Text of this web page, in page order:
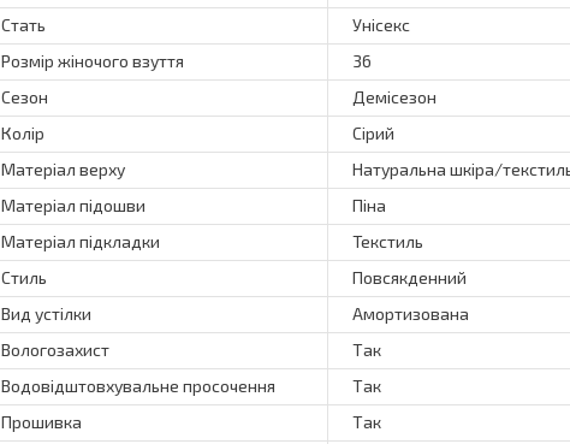
Стать
Унісекс
Розмір жіночого взуття
36
Сезон
Демісезон
Колір
Сірий
Матеріал верху
Натуральна шкіра/
Матеріал підошви
Піна
Матеріал підкладки
Текстиль
Стиль
Повсякденний
Вид устілки
Амортизована
Вологозахист
Так
Водовідштовхувальне просочення
Так
Прошивка
Так